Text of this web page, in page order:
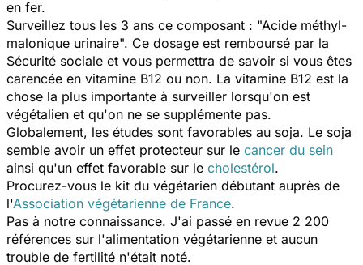
en fer.
Surveillez tous les 3 ans ce composant : "Acide méthyl-
malonique urinaire". Ce dosage est remboursé par la
Sécurité sociale et vous permettra de savoir si vous êtes
carencée en vitamine B12 ou non. La vitamine B12 est la
chose la plus importante à surveiller lorsqu'on est
végétalien et qu'on ne se supplémente pas.
Globalement, les études sont favorables au soja. Le soja
semble avoir un effet protecteur sur le cancer du sein
ainsi qu'un effet favorable sur le cholestérol.
Procurez-vous le kit du végétarien débutant auprès de
l'Association végétarienne de France.
Pas à notre connaissance. J'ai passé en revue 2 200
références sur l'alimentation végétarienne et aucun
trouble de fertilité n'était noté.